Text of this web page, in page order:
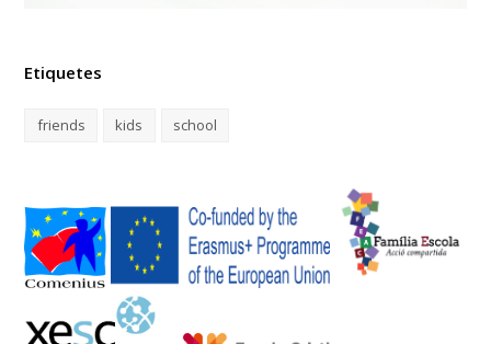
Etiquetes
friends kids school